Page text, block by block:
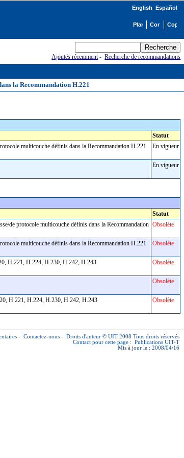
English Español
Ajoutés récemment-Recherche de recommandations
la Recommandation H.221
Statut
multicouche définis dans la Recommandation H.221 En vigueur
En vigueur
Statut
de protocole multicouche définis dans la Recommandation Obsolète
multicouche définis dans la Recommandation H.221 Obsolète
H.221, H.224, H.230, H.242, H.243 Obsolète
Obsolète
H.221, H.224, H.230, H.242, H.243 Obsolète
- Contactez-nous - Droits d'auteur © UIT 2008 Tous droits réservés
Contact pour cette page : Publications UIT-T
Mis à jour le : 2008/04/16